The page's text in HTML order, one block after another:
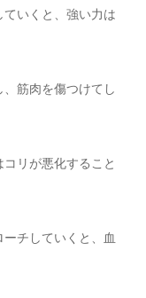
いくと、強い力は
筋肉を傷つけてし
リが悪化すること
チしていくと、血